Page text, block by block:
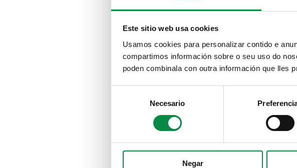
Este sitio web usa cookies
Usamos cookies para personalizar contido e
compartimos información sobre o seu uso do
poden combinala con outra información que lles
Necesario
Negar